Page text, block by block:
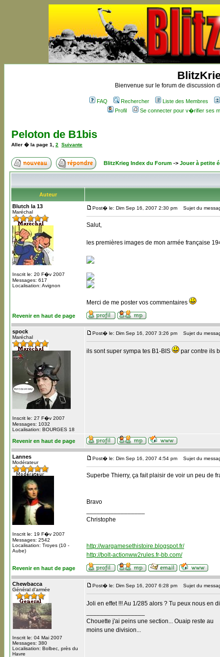
Bienvenue sur le forum de discussion
FAQ Rechercher
Liste des Membres
Profil
Se connecter pour v�rifier ses
Peloton de B1bis
Aller � la page 1 2 Suivante
BlitzKrieg Index du Forum -> Jouer à petite
Auteur
Blutch la 13
Maréchal
Inscrit le: 20 F�v 2007
Messages: 617
Localisation: Avignon
Post� le: Dim Sep 16, 2007 2:30 pm Sujet du
Salut,
les premières images de mon armée française
Merci de me poster vos commentaires
Revenir en haut de page
spock
Maréchal
Inscrit le: 27 F�v 2007
Messages: 1032
Localisation: BOURGES 18
Post� le: Dim Sep 16, 2007 3:26 pm Sujet du
ils sont super sympa tes B1-BIS par contre ils
Revenir en haut de page
Lannes
Modérateur
Inscrit le: 19 F�v 2007
Messages: 2542
Localisation: Troyes (10 -
Aube)
Post� le: Dim Sep 16, 2007 4:54 pm Sujet du
Superbe Thierry, ça fait plaisir de voir un peu de
Bravo
Christophe
http://wargamesethistoire.blogspot.fr/
http://bolt-actionww2rules.fr-bb.com/
Revenir en haut de page
Chewbacca
Général d'armée
Inscrit le: 04 Mai 2007
Messages: 380
Localisation: Bolbec, près du
Havre
Post� le: Dim Sep 16, 2007 6:28 pm Sujet du
Joli en effet !!! Au 1/285 alors ? Tu peux nous en
Chouette j'ai peins une section... Ouaip reste au
moins une division...